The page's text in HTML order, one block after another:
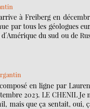
à Freiberg en
par tous les géologues
du sud ou de
en ligne par
2023. LE CHENIL
mais que ça sentait, oui,